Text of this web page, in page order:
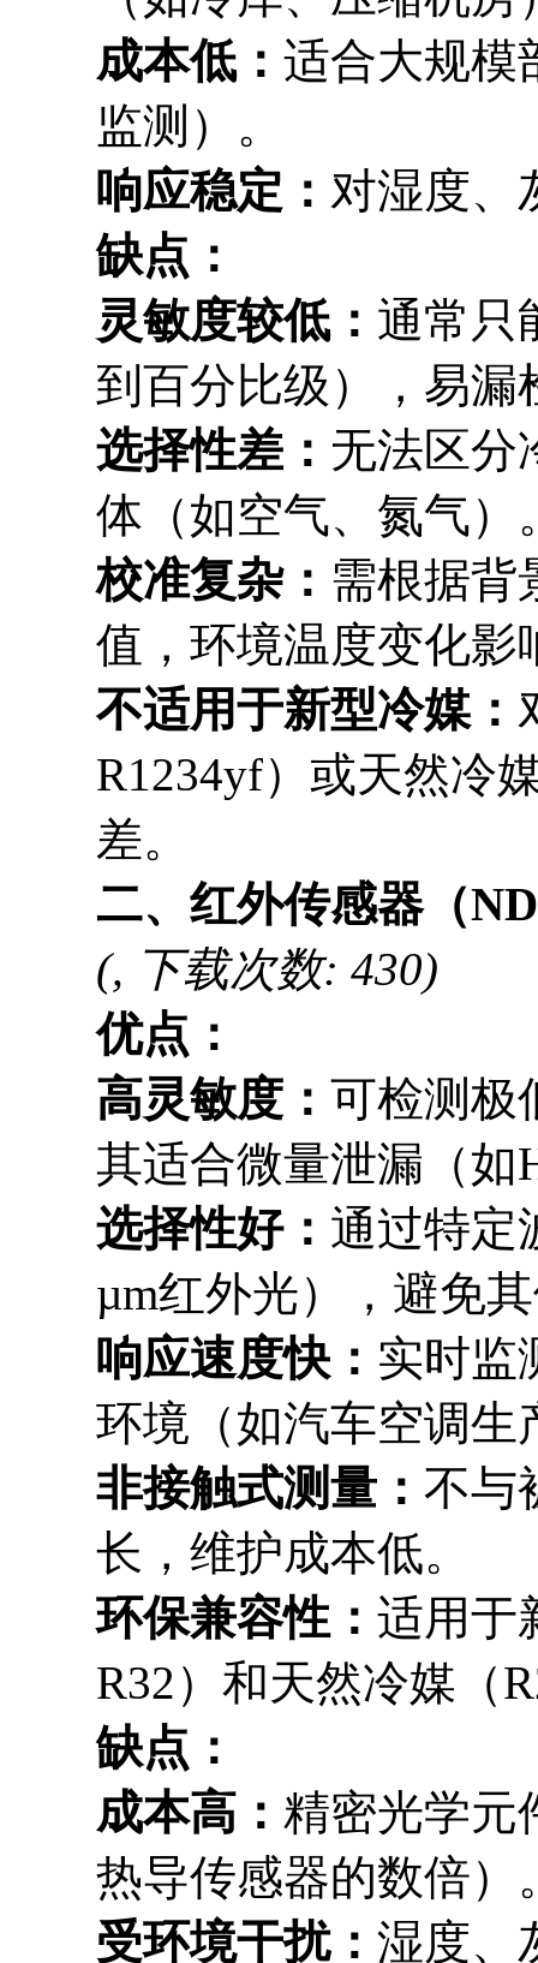
成本低： 适合大规模
监测）。
响应稳定： 对湿度、
缺点：
灵敏度较低： 通常只
到百分比级），易漏
选择性差： 无法区分
体（如空气、氮气）
校准复杂： 需根据背
值，环境温度变化影
不适用于新型冷媒：
R1234yf）或天然冷
差。
二、红外传感器（
(, 下载次数: 430)
优点：
高灵敏度： 可检测极
其适合微量泄漏（如
选择性好： 通过特定
µm红外光），避免
响应速度快： 实时监
环境（如汽车空调生
非接触式测量： 不与
长，维护成本低。
环保兼容性： 适用于
R32）和天然冷媒（
缺点：
成本高： 精密光学元
热导传感器的数倍）
受环境干扰： 湿度、